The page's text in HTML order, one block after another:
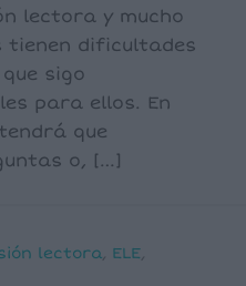
lectora y mucho
tienen dificultades
sigo
para ellos. En
que
o, […]
lectora, ELE,